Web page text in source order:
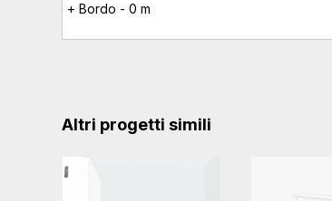
+ Bordo - 0 m
Altri progetti simili